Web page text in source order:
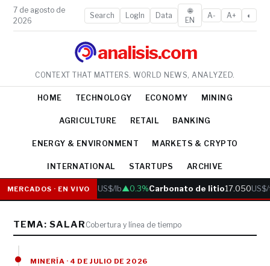
7 de agosto de
2026
Search LogIn Data
🌐
EN
A- A+ ◐
analisis.com
CONTEXT THAT MATTERS. WORLD NEWS, ANALYZED.
HOME TECHNOLOGY ECONOMY MINING
AGRICULTURE RETAIL BANKING
ENERGY & ENVIRONMENT MARKETS & CRYPTO
INTERNATIONAL STARTUPS ARCHIVE
MERCADOS · EN VIVO
Cobre6.05 US$/lb▲0.3%Carbonato de litio17.050
TEMA: SALAR Cobertura y línea de tiempo
MINERÍA · 4 DE JULIO DE 2026